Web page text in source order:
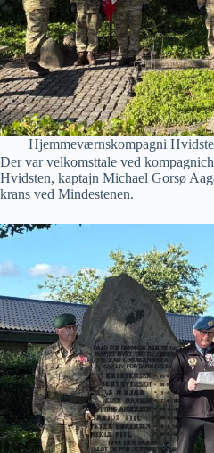
Hjemmeværnskompagni
Der var velkomsttale ved
Hvidsten, kaptajn Michael Gorsø
krans ved Mindestenen.